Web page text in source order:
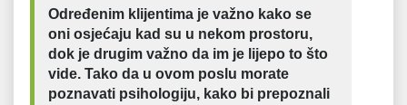
Određenim klijentima je važno kako se
oni osjećaju kad su u nekom prostoru,
dok je drugim važno da im je lijepo to što
vide. Tako da u ovom poslu morate
poznavati psihologiju, kako bi prepoznali